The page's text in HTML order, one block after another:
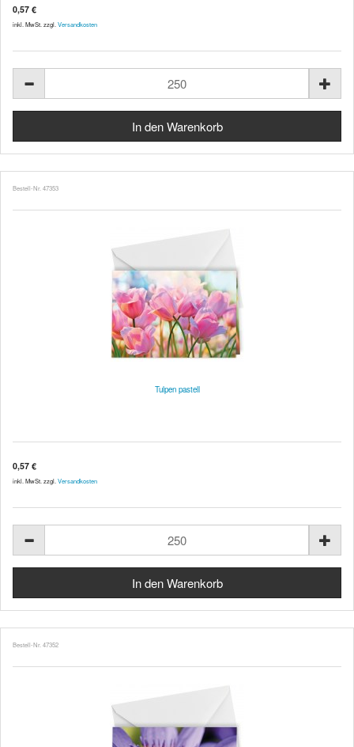
0,57 €
inkl. MwSt. zzgl. Versandkosten
Bestell-Nr. 47353
Tulpen pastell
0,57 €
inkl. MwSt. zzgl. Versandkosten
Bestell-Nr. 47352